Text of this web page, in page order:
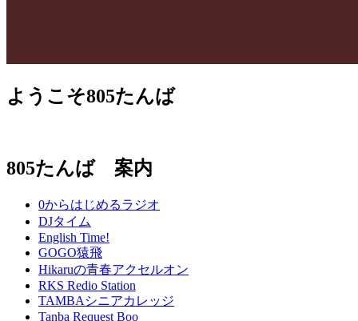
ようこそ805たんば
805たんば 案内
0からはじめるラジオ
DJタイム
English Time!
GOGO猿飛
Hikaruの青春アクセルオン
RKS Redio Station
TAMBAシニアカレッジ
Tanba Request Boo